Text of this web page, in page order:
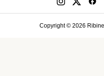
Copyright © 2026